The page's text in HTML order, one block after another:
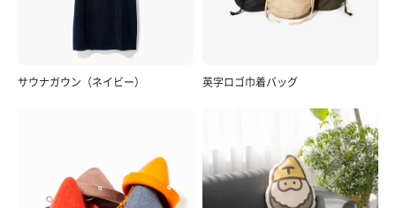
サウナガウン（ネイビー） 英字ロゴ巾着バッグ